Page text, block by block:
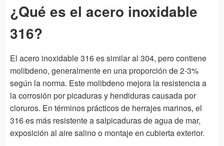
¿Qué es el acero inoxidable
316?
El acero inoxidable 316 es similar al 304, pero contiene
molibdeno, generalmente en una proporción de 2-3%
según la norma. Este molibdeno mejora la resistencia a
la corrosión por picaduras y hendiduras causada por
cloruros. En términos prácticos de herrajes marinos, el
316 es más resistente a salpicaduras de agua de mar,
exposición al aire salino o montaje en cubierta exterior.